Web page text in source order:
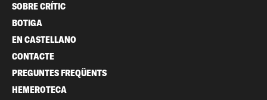
SOBRE CRÍTIC
BOTIGA
EN CASTELLANO
CONTACTE
PREGUNTES FREQÜENTS
HEMEROTECA